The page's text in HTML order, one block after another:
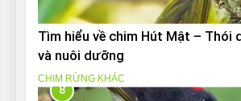
Tìm hiểu về chim Hút Mật – Thói
và nuôi dưỡng
CHIM RỪNG KHÁC
8